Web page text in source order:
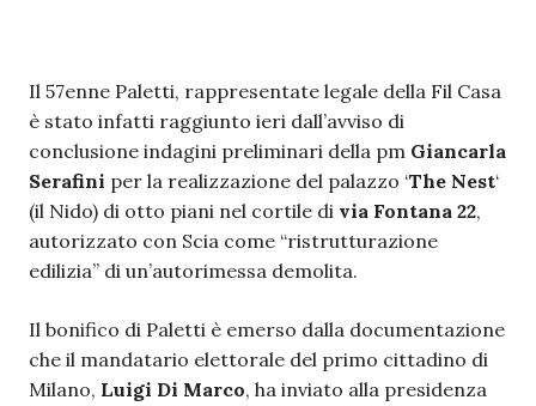
Il 57enne Paletti, rappresentate legale della Fil Casa
è stato infatti raggiunto ieri dall’avviso di
conclusione indagini preliminari della pm Giancarla
Serafini per la realizzazione del palazzo ‘The Nest‘
(il Nido) di otto piani nel cortile di via Fontana 22,
autorizzato con Scia come “ristrutturazione
edilizia” di un’autorimessa demolita.
Il bonifico di Paletti è emerso dalla documentazione
che il mandatario elettorale del primo cittadino di
Milano, Luigi Di Marco, ha inviato alla presidenza